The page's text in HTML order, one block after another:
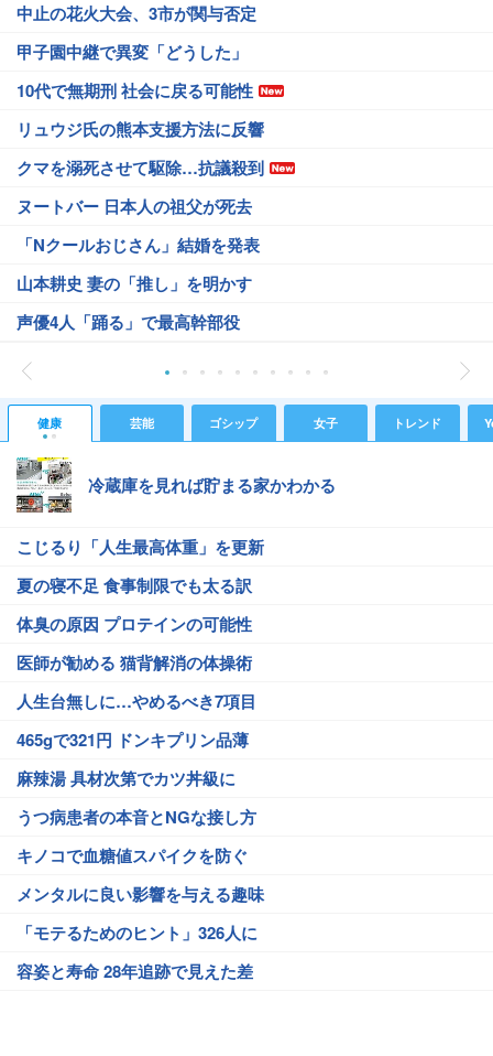
中止の花火大会、3市が関与否定
甲子園中継で異変「どうした」
10代で無期刑 社会に戻る可能性
リュウジ氏の熊本支援方法に反響
クマを溺死させて駆除…抗議殺到
ヌートバー 日本人の祖父が死去
「Nクールおじさん」結婚を発表
山本耕史 妻の「推し」を明かす
声優4人「踊る」で最高幹部役
健康 芸能 ゴシップ 女子 トレンド
冷蔵庫を見れば貯まる家かわかる
こじるり「人生最高体重」を更新
夏の寝不足 食事制限でも太る訳
体臭の原因 プロテインの可能性
医師が勧める 猫背解消の体操術
人生台無しに…やめるべき7項目
465gで321円 ドンキプリン品薄
麻辣湯 具材次第でカツ丼級に
うつ病患者の本音とNGな接し方
キノコで血糖値スパイクを防ぐ
メンタルに良い影響を与える趣味
「モテるためのヒント」326人に
容姿と寿命 28年追跡で見えた差